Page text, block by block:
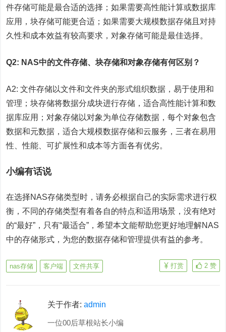
件存储可能是最合适的选择；如果需要高性能计算或数据库
应用，块存储可能更合适；如果需要大规模数据存储且对持
久性和成本效益有较高要求，对象存储可能是最佳选择。
Q2: NAS中的文件存储、块存储和对象存储有何区别？
A2: 文件存储以文件和文件夹的形式组织数据，易于使用和
管理；块存储将数据分成块进行存储，适合高性能计算和数
据库应用；对象存储以对象为单位存储数据，每个对象包含
数据和元数据，适合大规模数据存储和云服务，三者在易用
性、性能、可扩展性和成本等方面各有优劣。
小编有话说
在选择NAS存储类型时，请务必根据自己的实际需求进行权
衡，不同的存储类型有着各自的特点和适用场景，没有绝对
的“最好”，只有“最适合”，希望本文能帮助您更好地理解NAS
中的存储形式，为您的数据存储和管理提供有益的参考。
nas存储 客户端 文件共享 2 赞
打赏
关于作者:admin
一位00后草根站长小编